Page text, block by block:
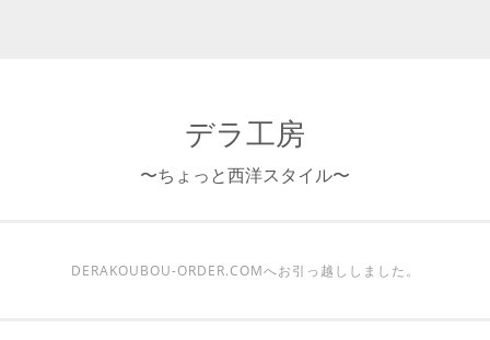
デラ工房
〜ちょっと西洋スタイル〜
DERAKOUBOU-ORDER.COMへお引っ越ししました。